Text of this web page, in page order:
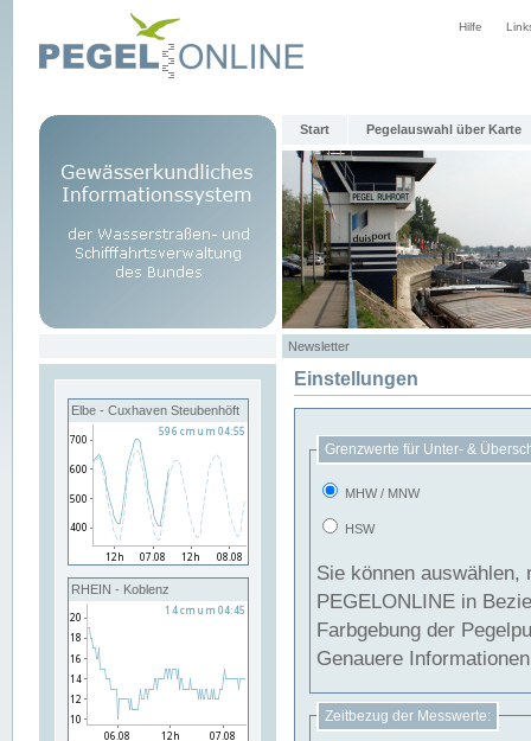
Hilfe
Start Pegelauswahl über Karte
Newsletter
Elbe - Cuxhaven Steubenhöft
RHEIN - Koblenz
Einstellungen
Grenzwerte für Unter- &
MHW / MNW
HSW
Sie können
PEGELONLINE in Beziehung
Farbgebung der
Genauere
Zeitbezug der Messwerte: